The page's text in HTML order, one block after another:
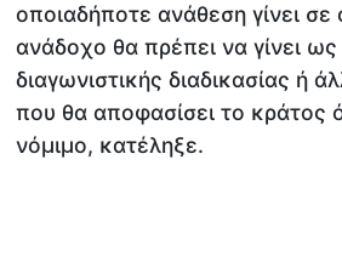
οποιαδήποτε ανάθεση γίνει σε
ανάδοχο θα πρέπει να γίνει
διαγωνιστικής διαδικασίας ή
που θα αποφασίσει το κράτος
νόμιμο, κατέληξε.